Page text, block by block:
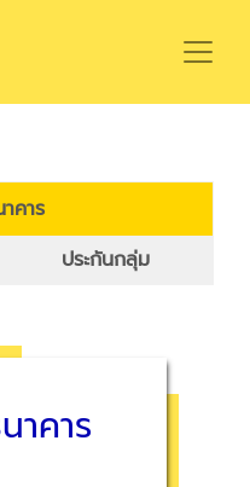
คาร
ประกันกลุ่ม
าคาร